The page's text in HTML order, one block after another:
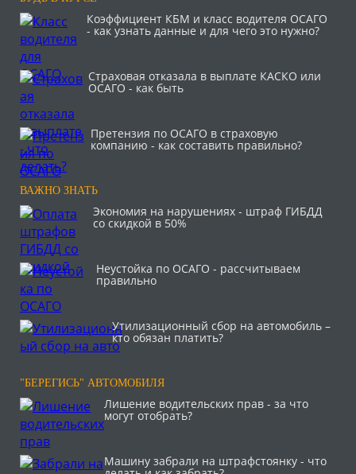
Коэффициент КБМ и класс водителя ОСАГО
- как узнать данные и для чего это нужно?
Страховая отказала в выплате КАСКО или
ОСАГО - как быть
Претензия по ОСАГО в страховую
компанию - как составить правильно?
ВАЖНО ЗНАТЬ
Экономия на нарушениях - штраф ГИБДД
со скидкой в 50%
Неустойка по ОСАГО - рассчитываем
правильно
Утилизационный сбор на автомобиль –
кто обязан платить?
"БЕРЕГИСЬ" АВТОМОБИЛЯ
Лишение водительских прав - за что
могут отобрать?
Машину забрали на штрафстоянку - что